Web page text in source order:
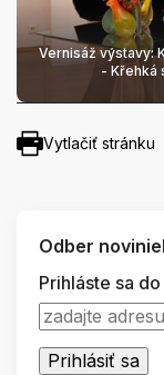
Vernisáž výstavy:
- Křehká
Vytlačiť stránku
Odber
Prihláste sa